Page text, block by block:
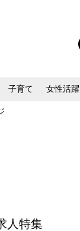
子育て 女性活躍
人特集